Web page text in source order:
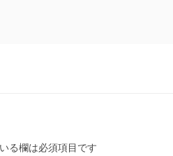
る欄は必須項目です